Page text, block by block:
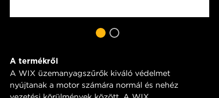
A termékről
A WIX üzemanyagszűrők kiváló védelmet
nyújtanak a motor számára normál és nehéz